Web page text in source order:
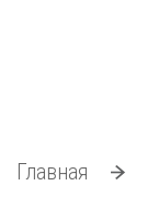
Главная